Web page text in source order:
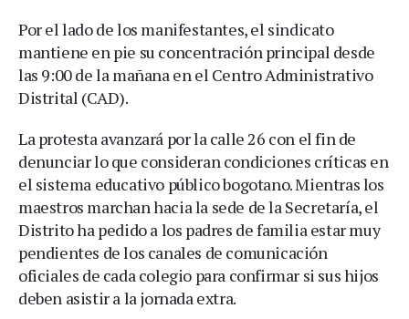
Por el lado de los manifestantes, el sindicato
mantiene en pie su concentración principal desde
las 9:00 de la mañana en el Centro Administrativo
Distrital (CAD).
La protesta avanzará por la calle 26 con el fin de
denunciar lo que consideran condiciones críticas en
el sistema educativo público bogotano. Mientras los
maestros marchan hacia la sede de la Secretaría, el
Distrito ha pedido a los padres de familia estar muy
pendientes de los canales de comunicación
oficiales de cada colegio para confirmar si sus hijos
deben asistir a la jornada extra.